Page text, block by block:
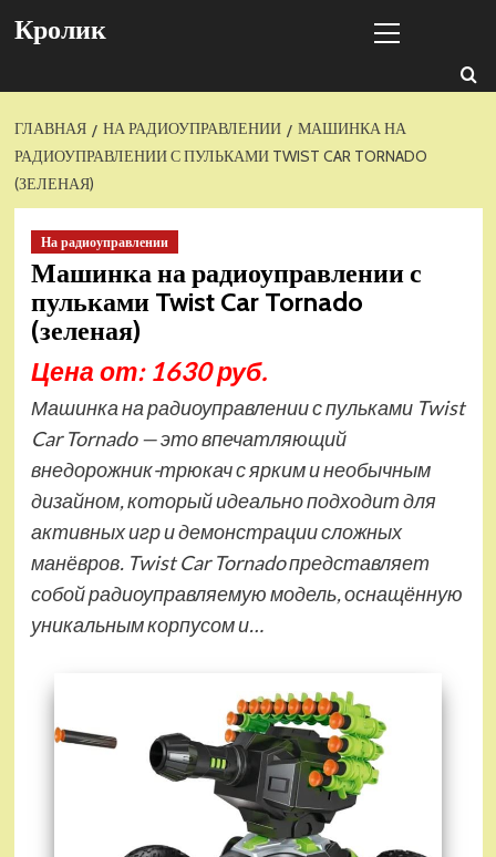
Кролик
меню
ГЛАВНАЯ НА РАДИОУПРАВЛЕНИИ
МАШИНКА НА
РАДИОУПРАВЛЕНИИ С ПУЛЬКАМИ TWIST CAR TORNADO
(ЗЕЛЕНАЯ)
На радиоуправлении
Машинка на радиоуправлении с
пульками Twist Car Tornado
(зеленая)
Цена от: 1630 руб.
Машинка на радиоуправлении с пульками Twist
Car Tornado — это впечатляющий
внедорожник-трюкач с ярким и необычным
дизайном, который идеально подходит для
активных игр и демонстрации сложных
манёвров. Twist Car Tornado представляет
собой радиоуправляемую модель, оснащённую
уникальным корпусом и…